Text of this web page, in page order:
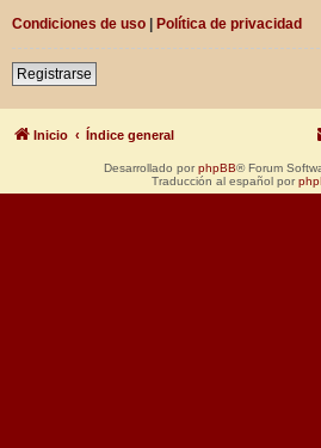
Condiciones de uso | Política de privacidad
Registrarse
Inicio Índice general
Desarrollado por phpBB® Forum
Traducción al español por